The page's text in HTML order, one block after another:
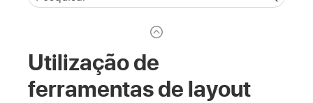
Utilização de
ferramentas de layout